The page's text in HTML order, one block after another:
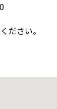
ださい。